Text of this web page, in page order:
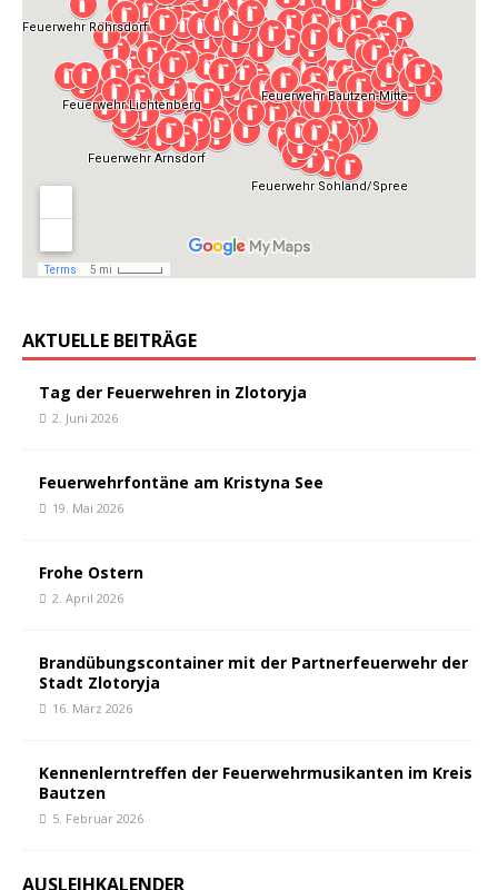
AKTUELLE BEITRÄGE
Tag der Feuerwehren in Zlotoryja
2. Juni 2026
Feuerwehrfontäne am Kristyna See
19. Mai 2026
Frohe Ostern
2. April 2026
Brandübungscontainer mit der Partnerfeuerwehr der
Stadt Zlotoryja
16. März 2026
Kennenlerntreffen der Feuerwehrmusikanten im Kreis
Bautzen
5. Februar 2026
AUSLEIHKALENDER